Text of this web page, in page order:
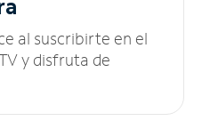
al suscribirte en el
y disfruta de